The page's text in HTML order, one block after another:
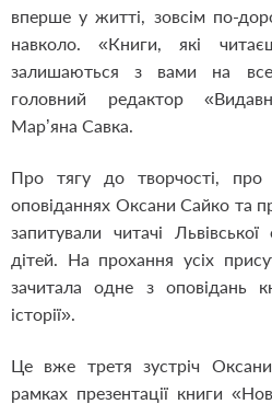
вперше у житті, зовсім по-
навколо. «Книги, які
залишаються з вами на
головний редактор
Мар’яна Савка.
Про тягу до творчості,
оповіданнях Оксани Сайко та
запитували читачі
дітей. На прохання усіх
зачитала одне з оповідань
історії».
Це вже третя зустріч
рамках презентації книги